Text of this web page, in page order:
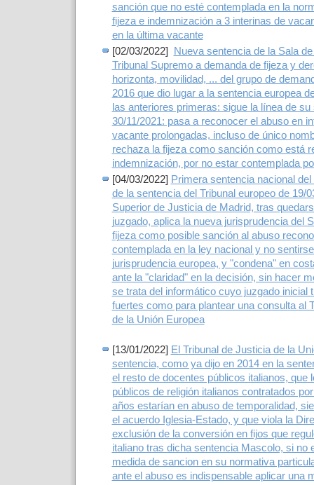
sanción que no esté contemplada en la
fijeza e indemnización a 3 interinas de
en la última vacante
[02/03/2022]
Nueva sentencia de la Sala
Tribunal Supremo a demanda de fijeza y
horizonta, movilidad, ... del grupo de
2016 que dio lugar a la sentencia europea
las anteriores primeras: sigue la línea de su
30/11/2021: pasa a reconocer el abuso en
vacante prolongadas, incluso de único
rechaza la fijeza como sanción como está
indemnización, por no estar contemplada
[04/03/2022] Primera sentencia nacional
de la sentencia del Tribunal europeo de 19/
Superior de Justicia de Madrid, tras
juzgado, aplica la nueva jurisprudencia del
fijeza como posible sanción al abuso
contemplada en la ley nacional y no
jurisprudencia europea, y "condena" en
ante la "claridad" en la decisión, sin hacer
se trata del informático cuyo juzgado inicial
fuertes como para plantear una consulta al
de la Unión Europea
[13/01/2022] El Tribunal de Justicia de la
sentencia, como ya dijo en 2014 en la
el resto de docentes públicos italianos, que
públicos de religión italianos contratados
años estarían en abuso de temporalidad,
el acuerdo Iglesia-Estado, y que viola la
exclusión de la conversión en fijos que
italiano tras dicha sentencia Mascolo, si no
medida de sancion en su normativa
ante el abuso es indispensable aplicar una